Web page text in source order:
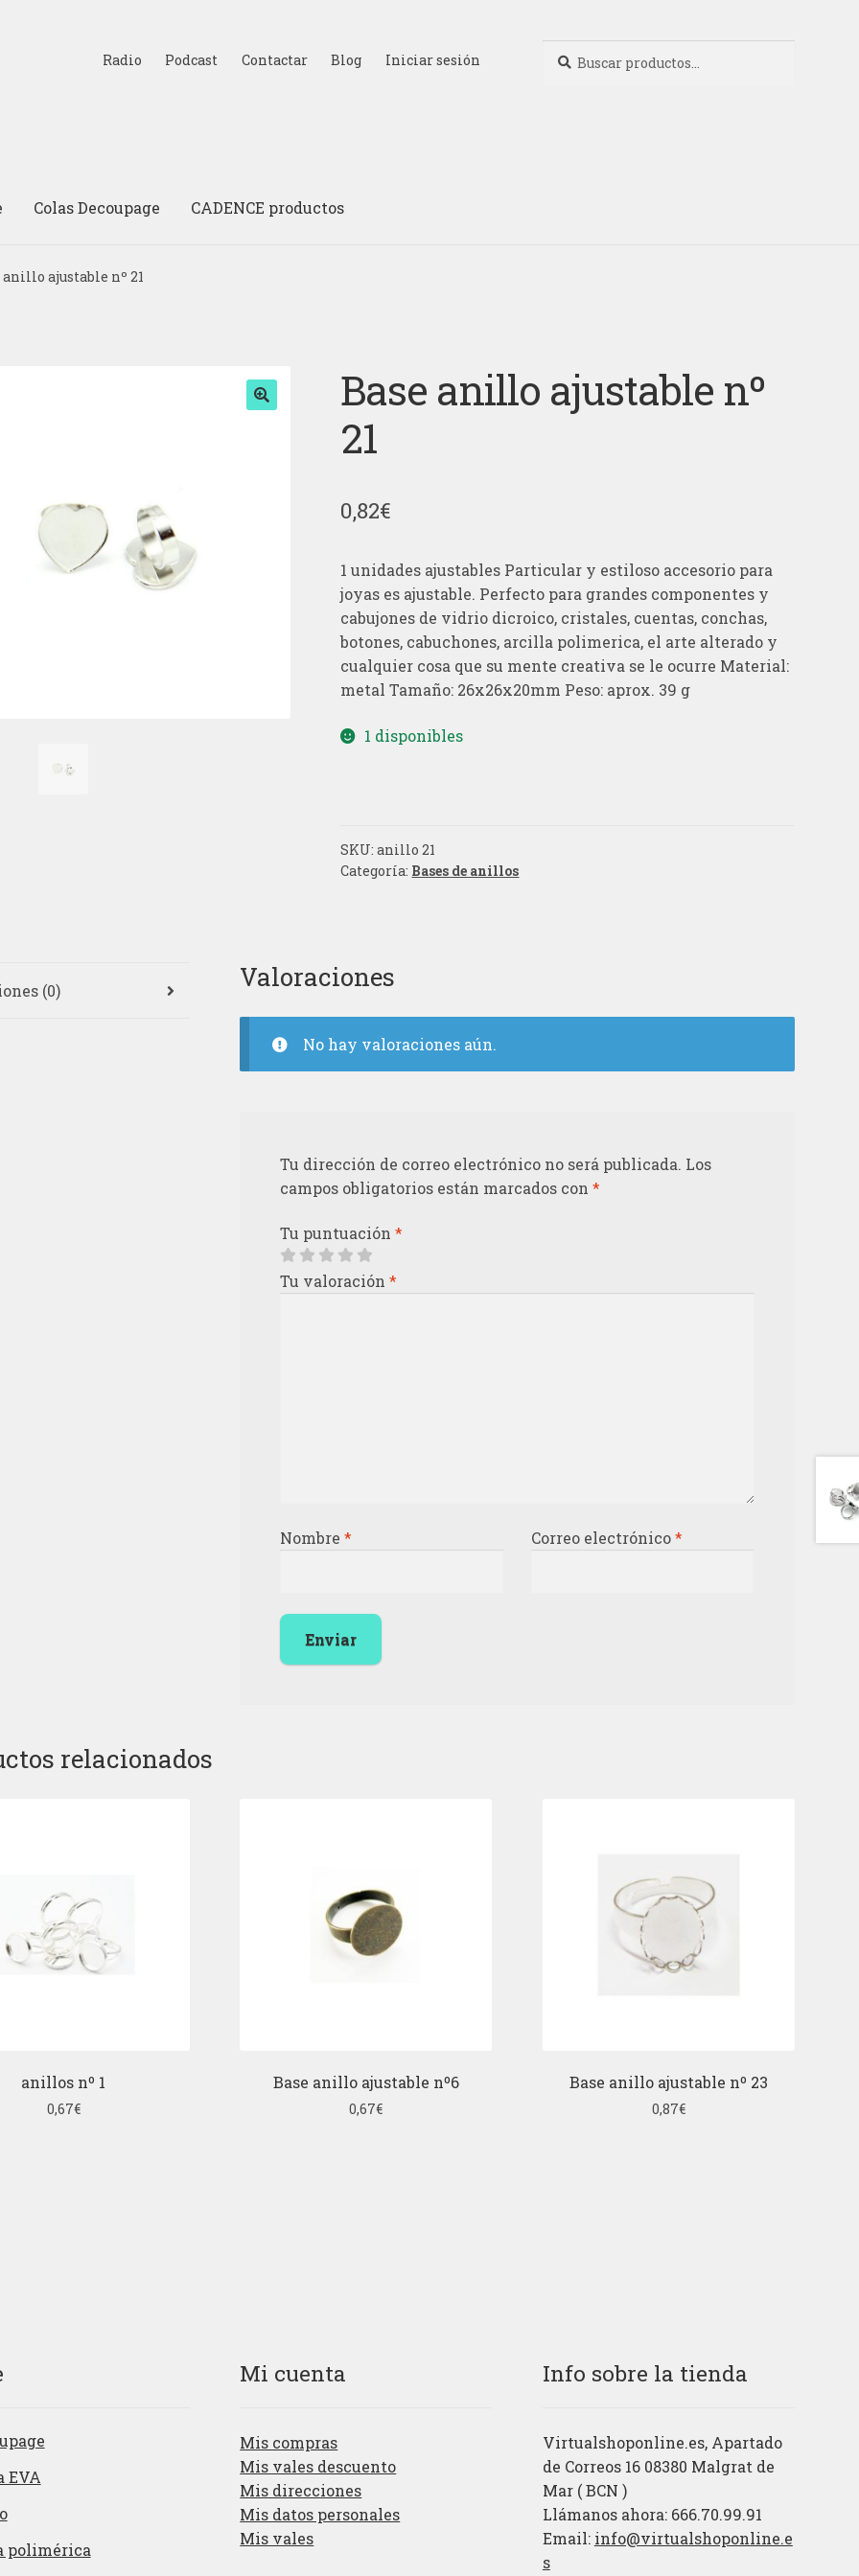
Radio Podcast Contactar Blog Iniciar sesión
por:
Colas Decoupage CADENCE productos
anillo ajustable nº 21
Base anillo ajustable nº
21
0,82€
1 unidades ajustables Particular y estiloso accesorio para
joyas es ajustable. Perfecto para grandes componentes y
cabujones de vidrio dicroico, cristales, cuentas, conchas,
botones, cabuchones, arcilla polimerica, el arte alterado y
cualquier cosa que su mente creativa se le ocurre Material:
metal Tamaño: 26x26x20mm Peso: aprox. 39 g
1 disponibles
SKU:anillo 21
Categoría: Bases de anillos
(0) Valoraciones
No hay valoraciones aún.
Tu dirección de correo electrónico no será publicada. Los
campos obligatorios están marcados con*
Tu puntuación*
Tu valoración*
Nombre* Correo electrónico*
relacionados
anillos nº 1
0,67€
Base anillo ajustable nº6
0,67€
Base anillo ajustable nº 23
0,87€
EVA
polimérica
Mi cuenta
Mis compras
Mis vales descuento
Mis direcciones
Mis datos personales
Mis vales
Info sobre la tienda
Virtualshoponline.es, Apartado
de Correos 16 08380 Malgrat de
Mar ( BCN )
Llámanos ahora: 666.70.99.91
Email: info@virtualshoponline.e
s